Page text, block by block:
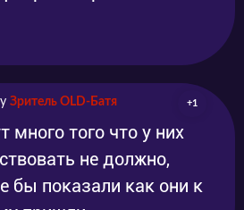
Зритель OLD-Батя +1
много того что у них
не должно,
бы показали как они к